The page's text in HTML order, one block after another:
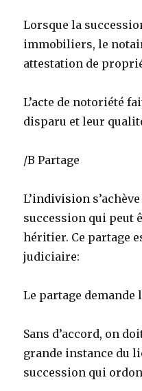
Lorsque la
immobiliers, le
attestation de
L’acte de notoriété
disparu et leur
/B Partage
L’indivision
succession qui peut
héritier. Ce partage
judiciaire:
Le partage demande
Sans d’accord, on
grande instance du
succession qui